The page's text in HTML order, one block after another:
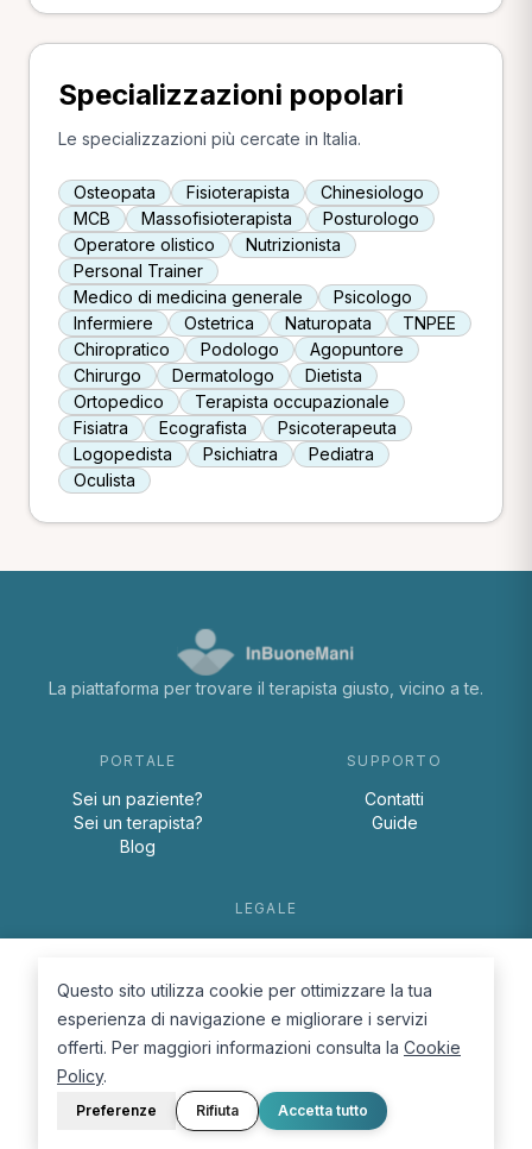
Specializzazioni popolari
Le specializzazioni più cercate in Italia.
Osteopata Fisioterapista
Chinesiologo
MCB
Massofisioterapista
Posturologo
Operatore olistico
Nutrizionista
Personal Trainer
Medico di medicina generale
Psicologo
Infermiere
Ostetrica Naturopata
TNPEE
Chiropratico
Podologo
Agopuntore
Chirurgo
Dermatologo
Dietista
Ortopedico
Terapista occupazionale
Fisiatra
Ecografista
Psicoterapeuta
Logopedista
Psichiatra
Pediatra
Oculista
La piattaforma per trovare il terapista giusto, vicino a te.
PORTALE
Sei un paziente?
Sei un terapista?
Blog
SUPPORTO
Contatti
Guide
LEGALE
Cookie Policy
Questo sito utilizza cookie per ottimizzare la tua
esperienza di navigazione e migliorare i servizi
offerti. Per maggiori informazioni consulta la Cookie
Policy.
Preferenze Rifiuta Accetta tutto